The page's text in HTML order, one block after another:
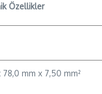
Özellikler
mm x 7,50 mm²